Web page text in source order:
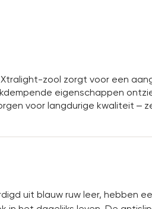
zool zorgt voor een
eigenschappen
voor langdurige kwaliteit –
uit blauw ruw leer, hebben